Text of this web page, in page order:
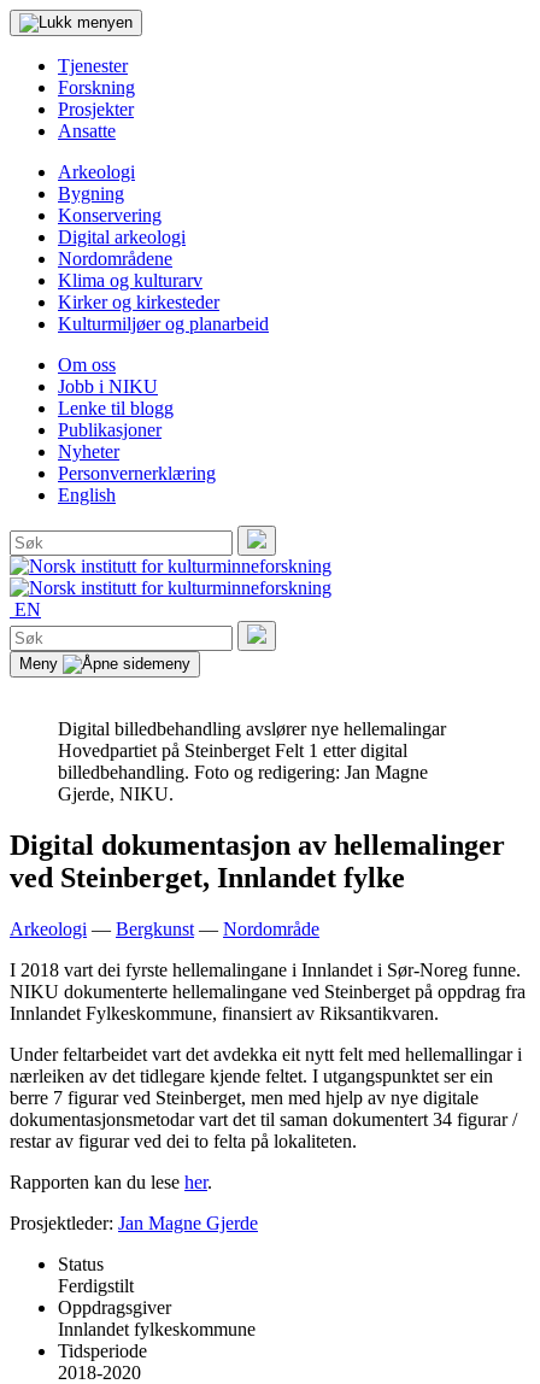
Tjenester
Forskning
Prosjekter
Ansatte
Arkeologi
Bygning
Konservering
Digital arkeologi
Nordområdene
Klima og kulturarv
Kirker og kirkesteder
Kulturmiljøer og planarbeid
Om oss
Jobb i NIKU
Lenke til blogg
Publikasjoner
Nyheter
Personvernerklæring
English
Søk
etter:
Søk
EN
Søk
etter:
Søk
Meny
Digital billedbehandling avslører nye hellemalingar
Hovedpartiet på Steinberget Felt 1 etter digital
billedbehandling. Foto og redigering: Jan Magne
Gjerde, NIKU.
Digital dokumentasjon av hellemalinger
ved Steinberget, Innlandet fylke
Arkeologi — Bergkunst — Nordområde
I 2018 vart dei fyrste hellemalingane i Innlandet i Sør-Noreg funne.
NIKU dokumenterte hellemalingane ved Steinberget på oppdrag fra
Innlandet Fylkeskommune, finansiert av Riksantikvaren.
Under feltarbeidet vart det avdekka eit nytt felt med hellemallingar i
nærleiken av det tidlegare kjende feltet. I utgangspunktet ser ein
berre 7 figurar ved Steinberget, men med hjelp av nye digitale
dokumentasjonsmetodar vart det til saman dokumentert 34 figurar /
restar av figurar ved dei to felta på lokaliteten.
Rapporten kan du lese her.
Prosjektleder: Jan Magne Gjerde
Status
Ferdigstilt
Oppdragsgiver
Innlandet fylkeskommune
Tidsperiode
2018-2020